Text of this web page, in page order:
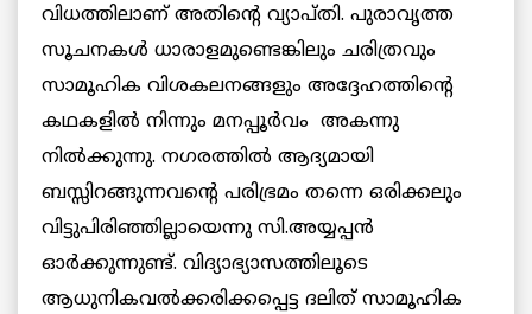
വിധത്തിലാണ് അതിന്റെ വ്യാപ്തി. പുരാവൃത്ത
സൂചനകള്‍ ധാരാളമുണ്ടെങ്കിലും ചരിത്രവും
സാമൂഹിക വിശകലനങ്ങളും അദ്ദേഹത്തിന്റെ
കഥകളില്‍ നിന്നും മനപ്പൂർവം അകന്നു
നില്‍ക്കുന്നു. നഗരത്തിൽ ആദ്യമായി
ബസ്സിറങ്ങുന്നവന്റെ പരിഭ്രമം തന്നെ ഒരിക്കലും
വിട്ടുപിരിഞ്ഞില്ലായെന്നു സി.അയ്യപ്പന്‍
ഓര്‍ക്കുന്നുണ്ട്. വിദ്യാഭ്യാസത്തിലൂടെ
ആധുനികവൽക്കരിക്കപ്പെട്ട ദലിത് സാമൂഹിക